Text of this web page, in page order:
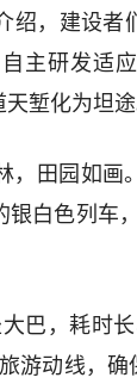
绍，建设者
主研发适
堑化为坦途
，田园如画
银白色列车
巴，耗时
游动线，